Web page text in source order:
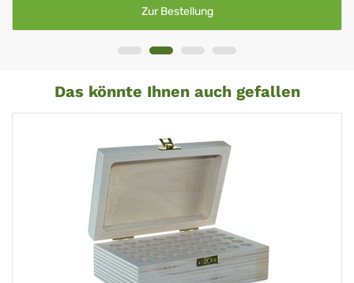
Zur Bestellung
Das könnte Ihnen auch gefallen